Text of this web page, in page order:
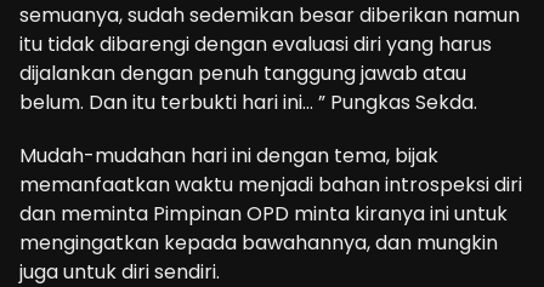
semuanya, sudah sedemikan besar diberikan namun
itu tidak dibarengi dengan evaluasi diri yang harus
dijalankan dengan penuh tanggung jawab atau
belum. Dan itu terbukti hari ini… ” Pungkas Sekda.
Mudah-mudahan hari ini dengan tema, bijak
memanfaatkan waktu menjadi bahan introspeksi diri
dan meminta Pimpinan OPD minta kiranya ini untuk
mengingatkan kepada bawahannya, dan mungkin
juga untuk diri sendiri.